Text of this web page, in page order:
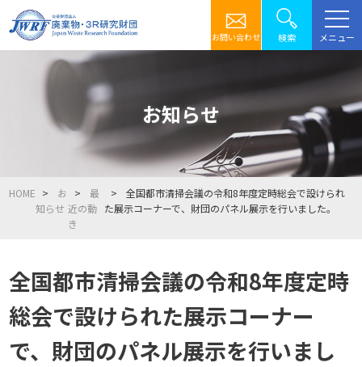
お問い合わせ 検索 メニュー
お知らせ
HOME
お
知らせ
最
近の動
き
全国都市清掃会議の令和8年度定時総会で設けられ
た展示コーナーで、財団のパネル展示を行いました。
全国都市清掃会議の令和8年度定時
総会で設けられた展示コーナー
で、財団のパネル展示を行いまし